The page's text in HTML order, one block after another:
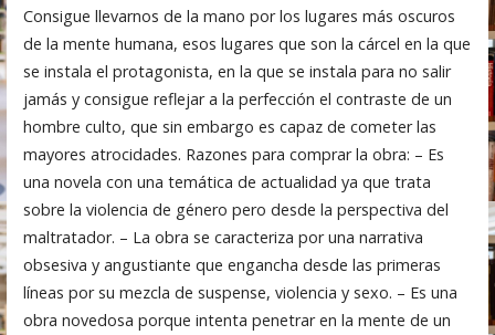
Consigue llevarnos de la mano por los lugares más oscuros
de la mente humana, esos lugares que son la cárcel en la que
se instala el protagonista, en la que se instala para no salir
jamás y consigue reflejar a la perfección el contraste de un
hombre culto, que sin embargo es capaz de cometer las
mayores atrocidades. Razones para comprar la obra: – Es
una novela con una temática de actualidad ya que trata
sobre la violencia de género pero desde la perspectiva del
maltratador. – La obra se caracteriza por una narrativa
obsesiva y angustiante que engancha desde las primeras
líneas por su mezcla de suspense, violencia y sexo. – Es una
obra novedosa porque intenta penetrar en la mente de un